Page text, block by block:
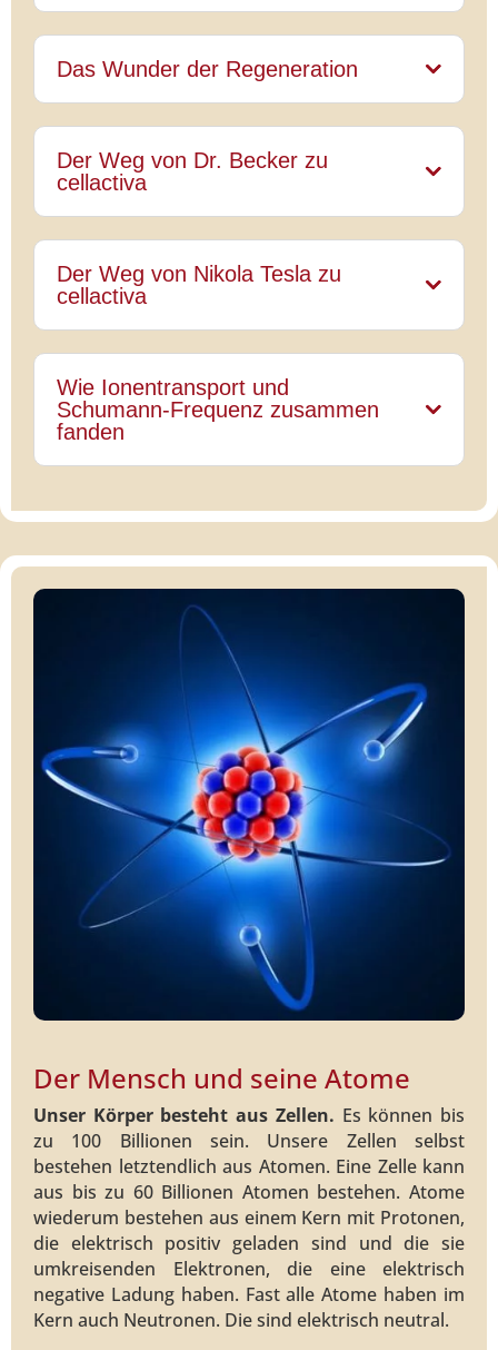
Das Wunder der Regeneration
Der Weg von Dr. Becker zu
cellactiva
Der Weg von Nikola Tesla zu
cellactiva
Wie Ionentransport und
Schumann-Frequenz zusammen
fanden
Der Mensch und seine Atome
Unser Körper besteht aus Zellen. Es können bis
zu 100 Billionen sein. Unsere Zellen selbst
bestehen letztendlich aus Atomen. Eine Zelle kann
aus bis zu 60 Billionen Atomen bestehen. Atome
wiederum bestehen aus einem Kern mit Protonen,
die elektrisch positiv geladen sind und die sie
umkreisenden Elektronen, die eine elektrisch
negative Ladung haben. Fast alle Atome haben im
Kern auch Neutronen. Die sind elektrisch neutral.